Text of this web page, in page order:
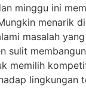
minggu ini
menarik
masalah
lingkungan